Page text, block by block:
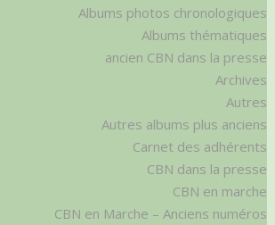
Albums photos chronologiques
Albums thématiques
ancien CBN dans la presse
Archives
Autres
Autres albums plus anciens
Carnet des adhérents
CBN dans la presse
CBN en marche
CBN en Marche – Anciens numéros